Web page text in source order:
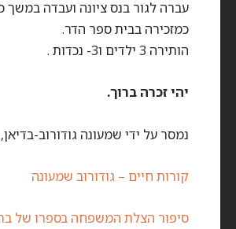
כמזכירה בבית ספר הדר.
הותירה 3 ילדים ו3- נכדות .
יהי זכרה ברוך.
נמסר על ידי שמעונה גודורוב-
קורות חיים – גודורוב שמעונה
סיפור הצלת המשפחה בספרו של